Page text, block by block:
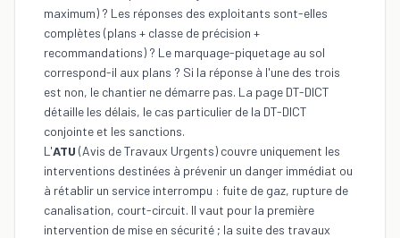
maximum) ? Les réponses des exploitants sont-elles
complètes (plans + classe de précision +
recommandations) ? Le marquage-piquetage au sol
correspond-il aux plans ? Si la réponse à l'une des trois
est non, le chantier ne démarre pas. La page DT-DICT
détaille les délais, le cas particulier de la DT-DICT
conjointe et les sanctions.
L'ATU (Avis de Travaux Urgents) couvre uniquement les
interventions destinées à prévenir un danger immédiat ou
à rétablir un service interrompu : fuite de gaz, rupture de
canalisation, court-circuit. Il vaut pour la première
intervention de mise en sécurité ; la suite des travaux